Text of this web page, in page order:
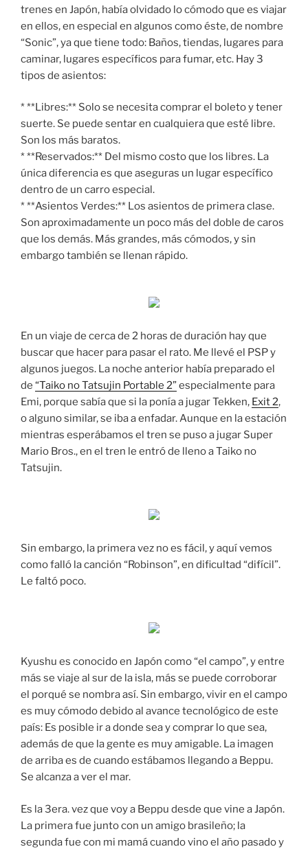
trenes en Japón, había olvidado lo cómodo que es viajar
en ellos, en especial en algunos como éste, de nombre
“Sonic”, ya que tiene todo: Baños, tiendas, lugares para
caminar, lugares específicos para fumar, etc. Hay 3
tipos de asientos:
* **Libres:** Solo se necesita comprar el boleto y tener
suerte. Se puede sentar en cualquiera que esté libre.
Son los más baratos.
* **Reservados:** Del mismo costo que los libres. La
única diferencia es que aseguras un lugar específico
dentro de un carro especial.
* **Asientos Verdes:** Los asientos de primera clase.
Son aproximadamente un poco más del doble de caros
que los demás. Más grandes, más cómodos, y sin
embargo también se llenan rápido.
En un viaje de cerca de 2 horas de duración hay que
buscar que hacer para pasar el rato. Me llevé el PSP y
algunos juegos. La noche anterior había preparado el
de “Taiko no Tatsujin Portable 2”especialmente para
Emi, porque sabía que si la ponía a jugar Tekken, Exit 2,
o alguno similar, se iba a enfadar. Aunque en la estación
mientras esperábamos el tren se puso a jugar Super
Mario Bros., en el tren le entró de lleno a Taiko no
Tatsujin.
Sin embargo, la primera vez no es fácil, y aquí vemos
como falló la canción “Robinson”, en dificultad “difícil”.
Le faltó poco.
Kyushu es conocido en Japón como “el campo”, y entre
más se viaje al sur de la isla, más se puede corroborar
el porqué se nombra así. Sin embargo, vivir en el campo
es muy cómodo debido al avance tecnológico de este
país: Es posible ir a donde sea y comprar lo que sea,
además de que la gente es muy amigable. La imagen
de arriba es de cuando estábamos llegando a Beppu.
Se alcanza a ver el mar.
Es la 3era. vez que voy a Beppu desde que vine a Japón.
La primera fue junto con un amigo brasileño; la
segunda fue con mi mamá cuando vino el año pasado y